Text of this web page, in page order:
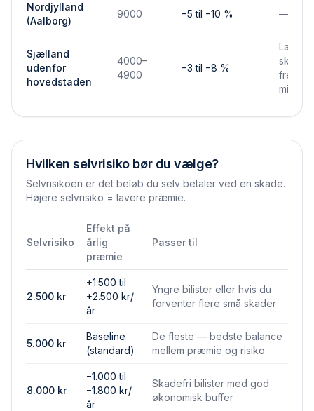
Nordjylland
(Aalborg)
9000 −5 til −10 % —
Sjælland
udenfor
hovedstaden
4000–
4900
−3 til −8 %
Lavere
mindre
Hvilken selvrisiko bør du vælge?
Selvrisikoen er det beløb du selv betaler ved en skade.
Højere selvrisiko = lavere præmie.
Selvrisiko
Effekt på
årlig
præmie
Passer til
2.500 kr
+1.500 til
+2.500 kr/
år
Yngre bilister eller hvis du
forventer flere små skader
5.000 kr
Baseline
(standard)
De fleste — bedste balance
mellem præmie og risiko
8.000 kr
−1.000 til
−1.800 kr/
år
Skadefri bilister med god
økonomisk buffer